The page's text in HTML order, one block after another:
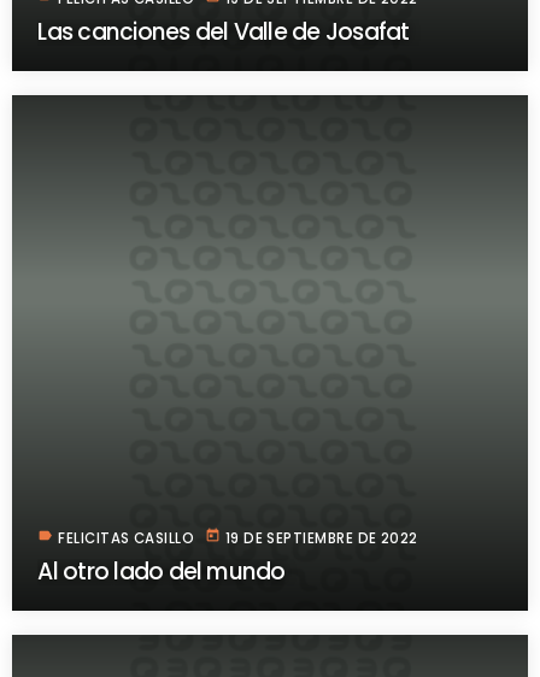
Las canciones del Valle de Josafat
label FELICITAS CASILLO today 19 DE SEPTIEMBRE DE 2022
Al otro lado del mundo